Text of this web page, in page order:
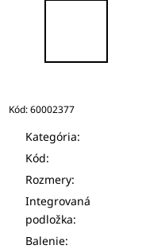
Kód:60002377
Kategória:
Kód:
Rozmery:
Integrovaná
podložka:
Balenie: